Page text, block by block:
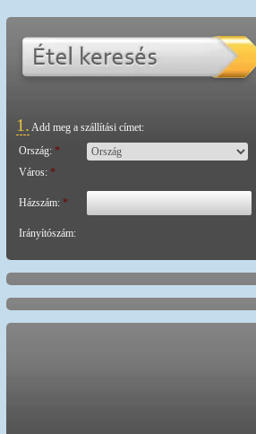
1. Add meg a szállítási címet:
Ország: *
Város: *
Házszám: *
Irányítószám: